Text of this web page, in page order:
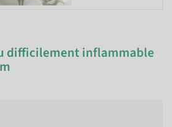
difficilement inflammable